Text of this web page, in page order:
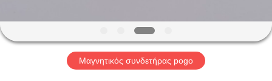
ΓΎΡΟΣ
ΕΡΓΟΣΤΑΣΊΩΝΜαγνητικός συνδετήρας pogo